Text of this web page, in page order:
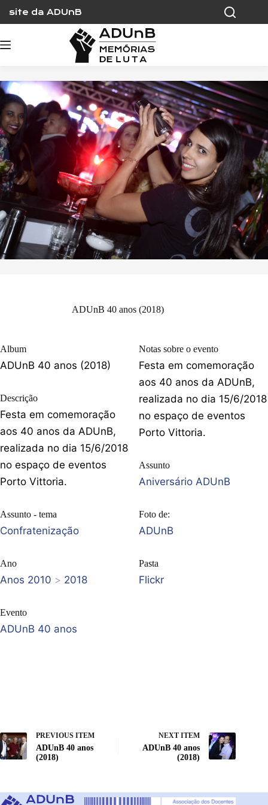
content
site da ADUnB
ADUnB 40 anos (2018)
Album
ADUnB 40 anos (2018)
Descrição
Festa em comemoração
aos 40 anos da ADUnB,
realizada no dia 15/6/2018
no espaço de eventos
Porto Vittoria.
Assunto - tema
Confratenização
Ano
Anos 2010 > 2018
Evento
ADUnB 40 anos
Notas sobre o evento
Festa em comemoração
aos 40 anos da ADUnB,
realizada no dia 15/6/2018
no espaço de eventos
Porto Vittoria.
Assunto
Aniversário ADUnB
Foto de:
ADUnB
Pasta
Flickr
PREVIOUS ITEM
ADUnB 40 anos
(2018)
NEXT ITEM
ADUnB 40 anos
(2018)